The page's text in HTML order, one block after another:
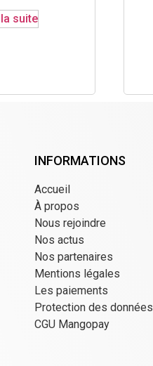
suite
INFORMATIONS
Accueil
À propos
Nous rejoindre
Nos actus
Nos partenaires
Mentions légales
Les paiements
Protection des données
CGU Mangopay